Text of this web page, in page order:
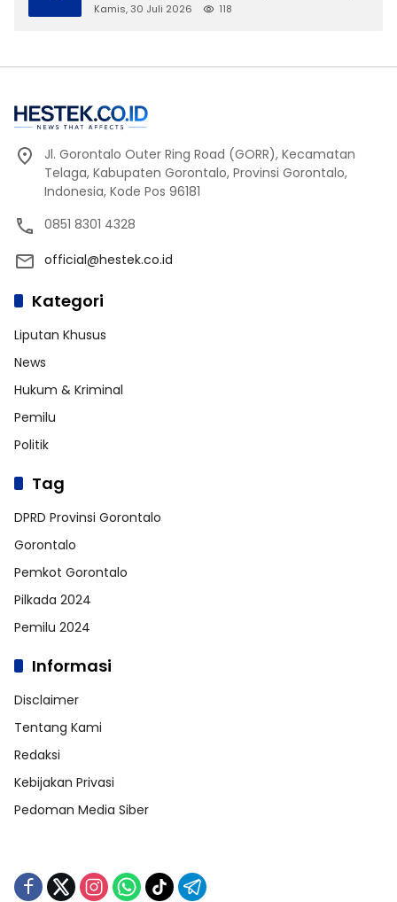
Tanpa Direktur Definitif
Kamis, 30 Juli 2026 118
Jl. Gorontalo Outer Ring Road (GORR), Kecamatan
Telaga, Kabupaten Gorontalo, Provinsi Gorontalo,
Indonesia, Kode Pos 96181
0851 8301 4328
official@hestek.co.id
Kategori
Liputan Khusus
News
Hukum & Kriminal
Pemilu
Politik
Tag
DPRD Provinsi Gorontalo
Gorontalo
Pemkot Gorontalo
Pilkada 2024
Pemilu 2024
Informasi
Disclaimer
Tentang Kami
Redaksi
Kebijakan Privasi
Pedoman Media Siber